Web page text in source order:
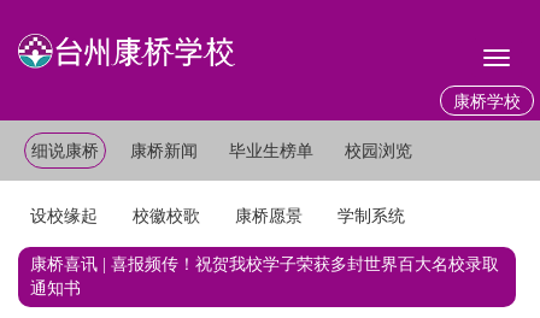
康桥学校
细说康桥 康桥新闻 毕业生榜单 校园浏览
设校缘起 校徽校歌 康桥愿景 学制系统
康桥喜讯 | 喜报频传！祝贺我校学子荣获多封世界百大名校录取
通知书